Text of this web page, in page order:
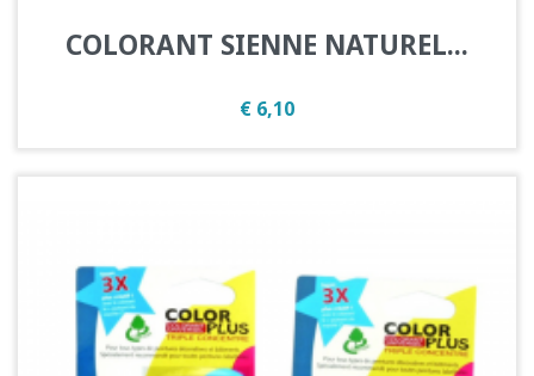
COLORANT SIENNE NATUREL...
Prijs
€ 6,10